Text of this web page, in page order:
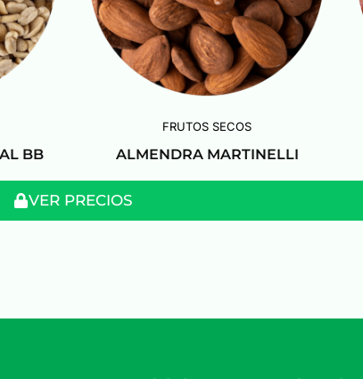
BB
FRUTOS SECOS
ALMENDRA MARTINELLI
VER PRECIOS